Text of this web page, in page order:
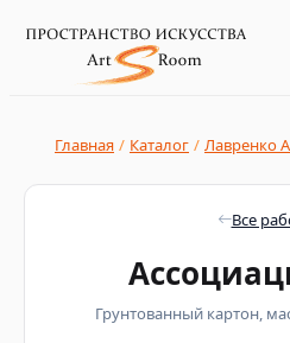
Главная / Каталог / Лавренко
Все
Грунтованный картон,